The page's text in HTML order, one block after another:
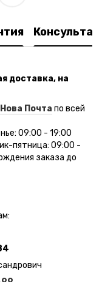
доставка, на
Нова Почта по всей
09:00 - 19:00
пятница: 09:00 -
заказа до